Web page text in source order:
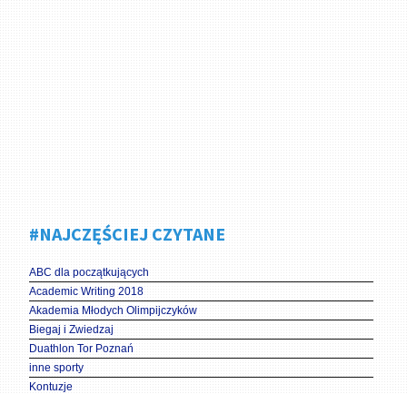
#NAJCZĘŚCIEJ CZYTANE
ABC dla początkujących
Academic Writing 2018
Akademia Młodych Olimpijczyków
Biegaj i Zwiedzaj
Duathlon Tor Poznań
inne sporty
Kontuzje